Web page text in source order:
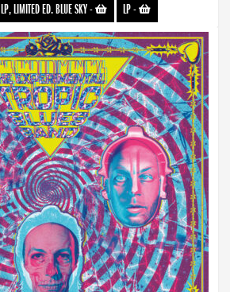
LP, LIMITED ED. BLUE SKY- LP-